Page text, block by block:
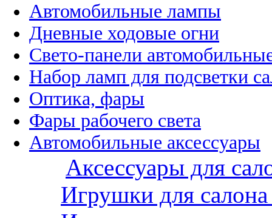
Автомобильные лампы
Дневные ходовые огни
Свето-панели
Набор ламп для подсветки
Оптика, фары
Фары рабочего света
Автомобильные аксессуары
Аксессуары для
Игрушки для